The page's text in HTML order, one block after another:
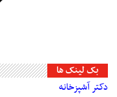
بک لینک ها
دکتر آشپزخانه